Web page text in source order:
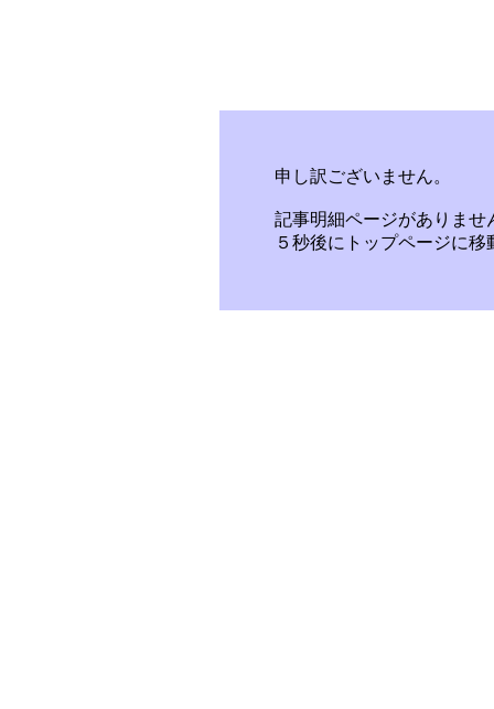
申し訳ございません。
記事明細ページがありませ
５秒後にトップページに移